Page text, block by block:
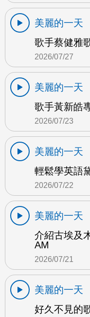
美麗的一天
歌手蔡健雅
2026/07/27
美麗的一天
歌手黃新皓
2026/07/23
美麗的一天
輕鬆學英語
2026/07/22
美麗的一天
介紹古埃及
AM
2026/07/21
美麗的一天
好久不見的